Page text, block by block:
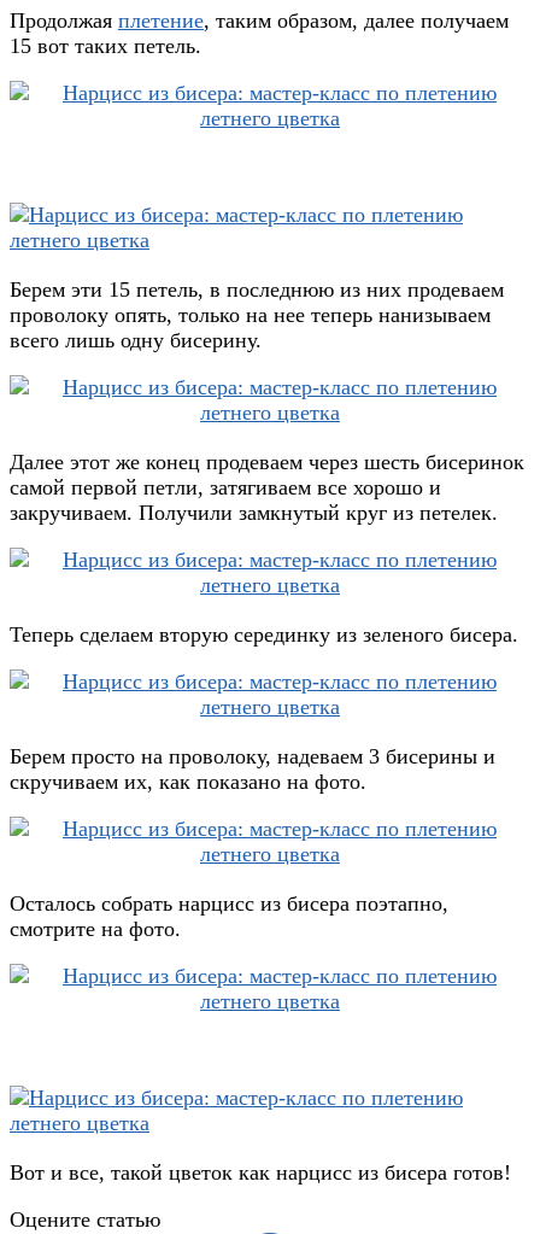
Продолжая плетение, таким образом, далее получаем
15 вот таких петель.
Берем эти 15 петель, в последнюю из них продеваем
проволоку опять, только на нее теперь нанизываем
всего лишь одну бисерину.
Далее этот же конец продеваем через шесть бисеринок
самой первой петли, затягиваем все хорошо и
закручиваем. Получили замкнутый круг из петелек.
Теперь сделаем вторую серединку из зеленого бисера.
Берем просто на проволоку, надеваем 3 бисерины и
скручиваем их, как показано на фото.
Осталось собрать нарцисс из бисера поэтапно,
смотрите на фото.
Вот и все, такой цветок как нарцисс из бисера готов!
Оцените статью